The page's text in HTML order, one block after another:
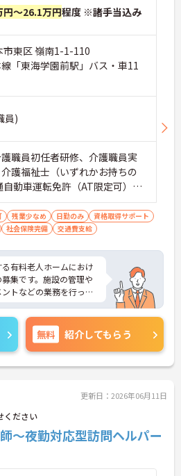
円～26.1万円程度 ※諸手当込み
市東区 嶺南1-1-110
「東海学園前駅」バス・車11
員)
職員初任者研修、介護職員実
護福祉士（いずれかお持ちの
動車運転免許（AT限定可）あ
残業少なめ 日勤のみ
資格取得サポート
社会保険完備 交通費支給
有料老人ホームにおけ
集です。施設の管理や
トなどの業務を行って
ケーションをとれる方
平均10時間程度なので
ながらご勤務いただけ
策ポイントなど、さら
無料 紹介してもらう
更新日：2026年06月11日
ださい
～夜勤対応型訪問ヘルパー